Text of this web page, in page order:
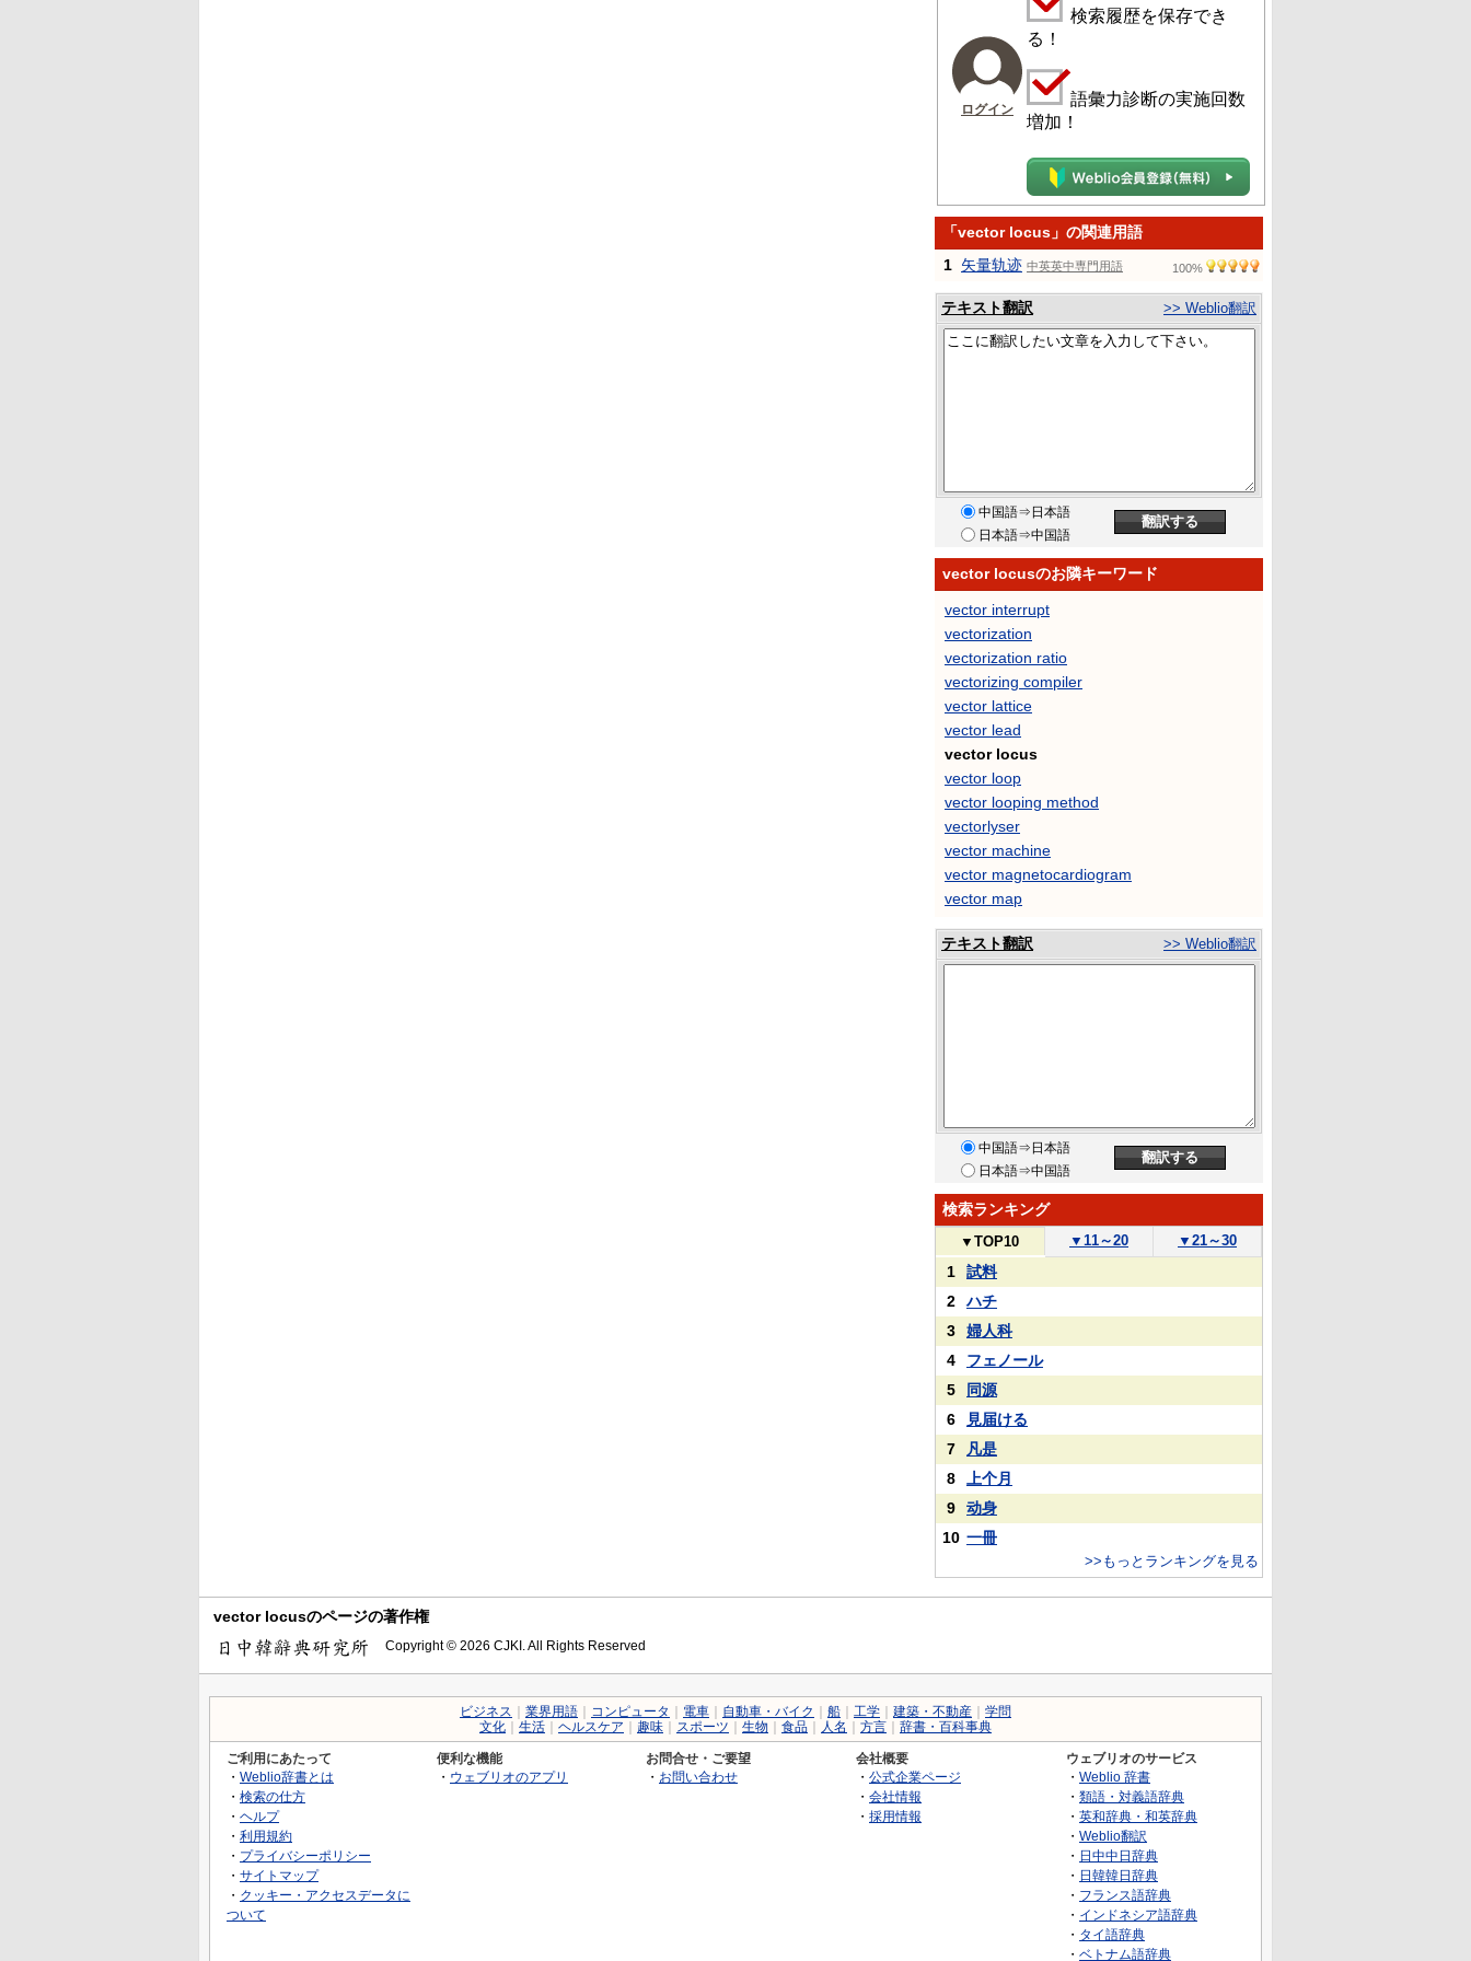
ログイン
検索履歴を保存でき
る！
語彙力診断の実施回数
増加！
「vector locus」の関連用語
1 矢量轨迹 中英英中専門用語 100%
テキスト翻訳 >> Weblio翻訳
中国語⇒日本語
日本語⇒中国語
vector locusのお隣キーワード
vector interrupt
vectorization
vectorization ratio
vectorizing compiler
vector lattice
vector lead
vector locus
vector loop
vector looping method
vectorlyser
vector machine
vector magnetocardiogram
vector map
テキスト翻訳 >> Weblio翻訳
中国語⇒日本語
日本語⇒中国語
検索ランキング
▼ TOP10 ▼ 11～20 ▼ 21～30
1
試料
2
ハチ
3
婦人科
4
フェノール
5
同源
6
見届ける
7
凡是
8
上个月
9
动身
10 一冊
>>もっとランキングを見る
vector locusのページの著作権
Copyright © 2026 CJKI. All Rights Reserved
ビジネス 業界用語 コンピュータ 電車 自動車・バイク 船 工学 建築・不動産
学問
文化
生活 ヘルスケア 趣味 スポーツ 生物 食品 人名 方言 辞書・百科事典
ご利用にあたって
・ Weblio辞書とは
・ 検索の仕方
・ ヘルプ
・ 利用規約
・ プライバシーポリシー
・ サイトマップ
・ クッキー・アクセスデータに
ついて
便利な機能
・ ウェブリオのアプリ
お問合せ・ご要望
・ お問い合わせ
会社概要
・ 公式企業ページ
・ 会社情報
・ 採用情報
ウェブリオのサービス
・ Weblio 辞書
・ 類語・対義語辞典
・ 英和辞典・和英辞典
・ Weblio翻訳
・ 日中中日辞典
・ 日韓韓日辞典
・ フランス語辞典
・ インドネシア語辞典
・ タイ語辞典
・ ベトナム語辞典